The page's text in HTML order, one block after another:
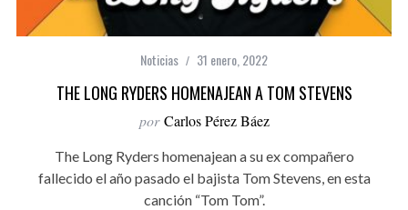
Noticias 31 enero, 2022
THE LONG RYDERS HOMENAJEAN A TOM STEVENS
por Carlos Pérez Báez
The Long Ryders homenajean a su ex compañero
fallecido el año pasado el bajista Tom Stevens, en esta
canción “Tom Tom”.